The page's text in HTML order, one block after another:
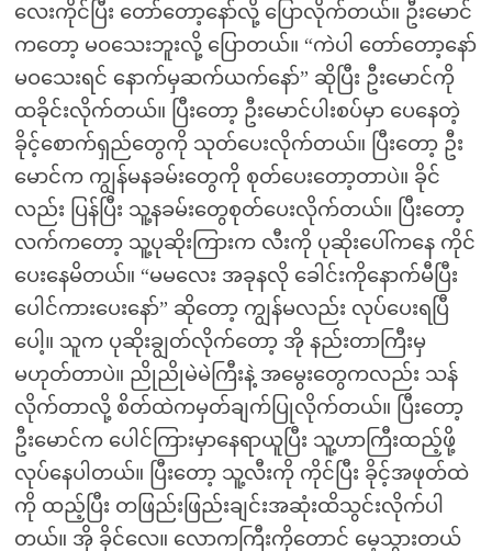
လေးကိုင်ပြီး တော်တော့နော်လို့ ပြောလိုက်တယ်။ ဦးမောင်
ကတော့ မဝသေးဘူးလို့ ပြောတယ်။ “ကဲပါ တော်တော့နော်
မဝသေးရင် နောက်မှဆက်ယက်နော်” ဆိုပြီး ဦးမောင်ကို
ထခိုင်းလိုက်တယ်။ ပြီးတော့ ဦးမောင်ပါးစပ်မှာ ပေနေတဲ့
ခိုင့်စောက်ရှည်တွေကို သုတ်ပေးလိုက်တယ်။ ပြီးတော့ ဦး
မောင်က ကျွန်မနခမ်းတွေကို စုတ်ပေးတော့တာပဲ။ ခိုင်
လည်း ပြန်ပြီး သူ့နခမ်းတွေစုတ်ပေးလိုက်တယ်။ ပြီးတော့
လက်ကတော့ သူ့ပုဆိုးကြားက လီးကို ပုဆိုးပေါ်ကနေ ကိုင်
ပေးနေမိတယ်။ “မမလေး အခုနလို ခေါင်းကိုနောက်မီပြီး
ပေါင်ကားပေးနော်” ဆိုတော့ ကျွန်မလည်း လုပ်ပေးရပြီ
ပေါ့။ သူက ပုဆိုးချွတ်လိုက်တော့ အို နည်းတာကြီးမှ
မဟုတ်တာပဲ။ ညိုညိုမဲမဲကြီးနဲ့ အမွေးတွေကလည်း သန်
လိုက်တာလို့ စိတ်ထဲကမှတ်ချက်ပြုလိုက်တယ်။ ပြီးတော့
ဦးမောင်က ပေါင်ကြားမှာနေရာယူပြီး သူ့ဟာကြီးထည့်ဖို့
လုပ်နေပါတယ်။ ပြီးတော့ သူ့လီးကို ကိုင်ပြီး ခိုင့်အဖုတ်ထဲ
ကို ထည့်ပြီး တဖြည်းဖြည်းချင်းအဆုံးထိသွင်းလိုက်ပါ
တယ်။ အို ခိုင်လေ။ လောကကြီးကိုတောင် မေ့သွားတယ်